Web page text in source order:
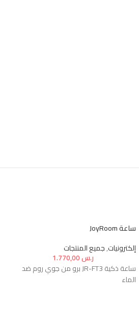
ساعة JoyRoom
إلكترونيات,جميع المنتجات
ر.س
ساعة ذكية JR-FT3 برو من جوي روم ضد
الماء